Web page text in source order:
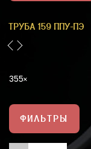
ТРУБА 159 ППУ-ПЭ
355
ФИЛЬТРЫ